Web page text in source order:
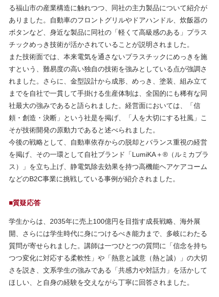
る福山市の産業構造に触れつつ、同社の主力製品について紹介が
ありました。自動車のフロントグリルやドアハンドル、炊飯器の
ボタンなど、身近な製品に同社の「軽くて高級感のある」プラス
チックめっき技術が活かされていることが説明されました。
また技術面では、本来電気を通さないプラスチックにめっきを施
すという、難易度の高い独自の技術を強みとしている点が強調さ
れました。さらに、金型設計から成形、めっき、塗装、組み立て
までを自社で一貫して手掛ける生産体制は、全国的にも稀有な同
社最大の強みであると語られました。経営面においては、「信
頼・創造・決断」という社是を掲げ、「人を大切にする社風」こ
そが技術開発の原動力であると述べられました。
今後の戦略として、自動車依存からの脱却とバランス重視の経営
を掲げ、その一環として自社ブランド「LumiKA＋®（ルミカプラ
ス）」を立ち上げ、静電気除去効果を持つ高機能ヘアケアコーム
などのB2C事業に挑戦している事例が紹介されました。
■質疑応答
学生からは、2035年に売上100億円を目指す成長戦略、海外展
開、さらには学生時代に身につけるべき能力まで、多岐にわたる
質問が寄せられました。講師は一つひとつの質問に「信念を持ち
つつ変化に対応する柔軟性」や「熱意と誠意（熱と誠）」の大切
さを説き、文系学生の強みである「共感力や対話力」を活かして
ほしい、と自身の経験を交えながら丁寧に回答されました。